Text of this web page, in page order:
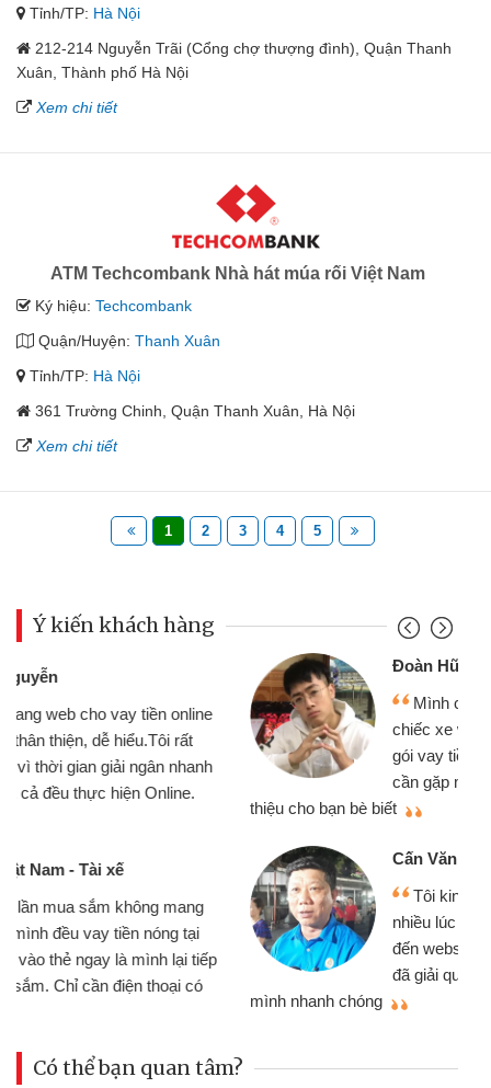
Tỉnh/TP: Hà Nội
212-214 Nguyễn Trãi (Cổng chợ thượng đình), Quận Thanh
Xuân, Thành phố Hà Nội
Xem chi tiết
ATM Techcombank Nhà hát múa rối Việt Nam
Ký hiệu: Techcombank
Quận/Huyện: Thanh Xuân
Tỉnh/TP: Hà Nội
361 Trường Chinh, Quận Thanh Xuân, Hà Nội
Xem chi tiết
1 2 3 4 5
Ý kiến khách hàng
Đoàn Hữu Cảnh
Mình cần tiền gấp nên định cầm cố
chiếc xe wave nhưng thật may đã có
gói vay tiền bằng CMND online không
cần gặp mặt nên rất tiện lợi, sẽ giới
Cấn Văn Lực - Tạp hóa
Tôi kinh doanh buôn bán nhỏ lẻ
nhiều lúc cần vốn nhập hàng, nhờ biết
đến website qua bạn bè giới thiệu tôi
đã giải quyết được công việc của
Có thể bạn quan tâm?